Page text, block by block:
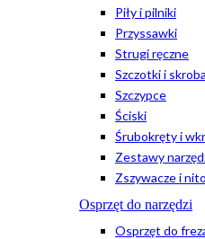
Piły i pilniki
Przyssawki
Strugi ręczne
Szczotki i
Szczypce
Ściski
Śrubokręty i
Zestawy
Zszywacze i
Osprzęt do narzędzi
Osprzęt do